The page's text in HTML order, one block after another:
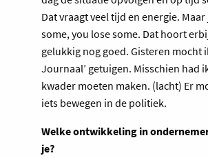
Dat vraagt veel tijd en energie.
some, you lose some. Dat hoort
gelukkig nog goed. Gisteren mocht
Journaal’ getuigen. Misschien had
kwader moeten maken. (lacht) Er
iets bewegen in de politiek.
Welke ontwikkeling in
je?